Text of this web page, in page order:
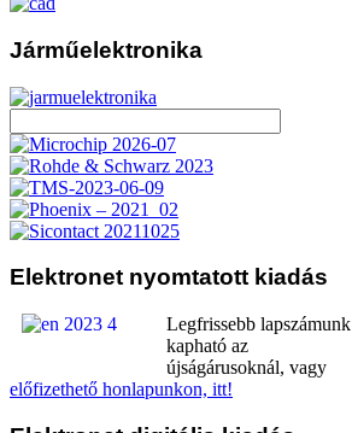
Járműelektronika
Elektronet nyomtatott kiadás
Legfrissebb lapszámunk
kapható az
újságárusoknál, vagy
előfizethető honlapunkon, itt!